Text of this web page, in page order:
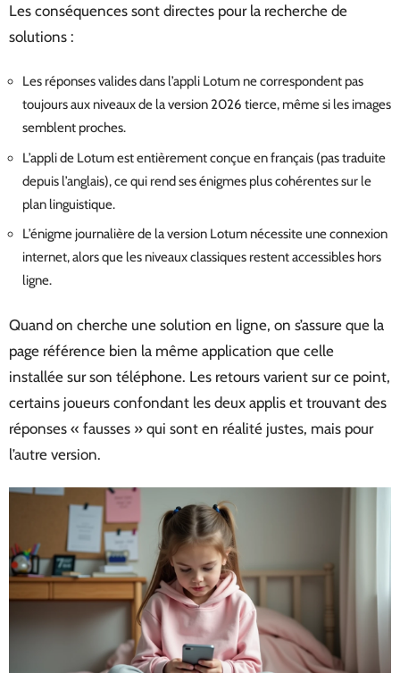
Les conséquences sont directes pour la recherche de
solutions :
Les réponses valides dans l’appli Lotum ne correspondent pas
toujours aux niveaux de la version 2026 tierce, même si les images
semblent proches.
L’appli de Lotum est entièrement conçue en français (pas traduite
depuis l’anglais), ce qui rend ses énigmes plus cohérentes sur le
plan linguistique.
L’énigme journalière de la version Lotum nécessite une connexion
internet, alors que les niveaux classiques restent accessibles hors
ligne.
Quand on cherche une solution en ligne, on s’assure que la
page référence bien la même application que celle
installée sur son téléphone. Les retours varient sur ce point,
certains joueurs confondant les deux applis et trouvant des
réponses « fausses » qui sont en réalité justes, mais pour
l’autre version.